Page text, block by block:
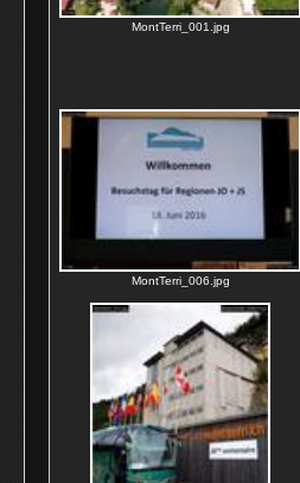
MontTerri_001.jpg
MontTerri_006.jpg